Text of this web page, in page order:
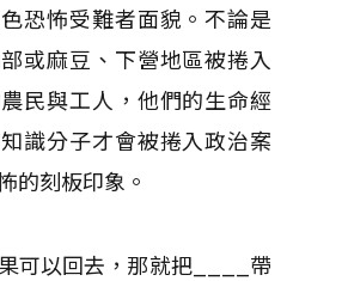
恐怖受難者面貌。不論是
或麻豆、下營地區被捲入
民與工人，他們的生命經
識分子才會被捲入政治案
的刻板印象。
可以回去，那就把____帶